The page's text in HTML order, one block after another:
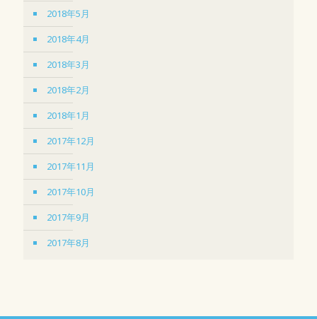
2018年5月
2018年4月
2018年3月
2018年2月
2018年1月
2017年12月
2017年11月
2017年10月
2017年9月
2017年8月